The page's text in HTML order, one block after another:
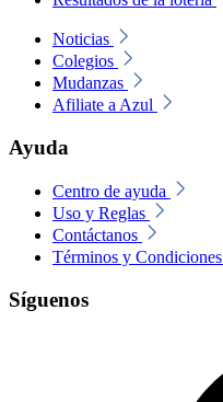
Noticias
Colegios
Mudanzas
Afiliate a Azul
Ayuda
Centro de ayuda
Uso y Reglas
Contáctanos
Términos y Condiciones
Síguenos